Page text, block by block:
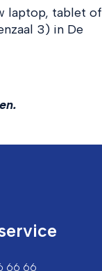
laptop, tablet of
3) in De
66 66